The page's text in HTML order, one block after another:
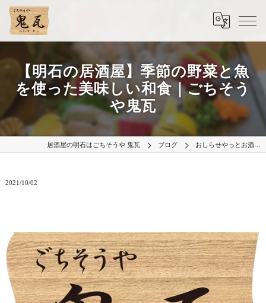
【明石の居酒屋】季節の野菜と魚
を使った美味しい和食｜ごちそう
や鬼瓦
居酒屋の明石はごちそうや 鬼瓦 ブログ おしらせやっとお酒…
2021/10/02